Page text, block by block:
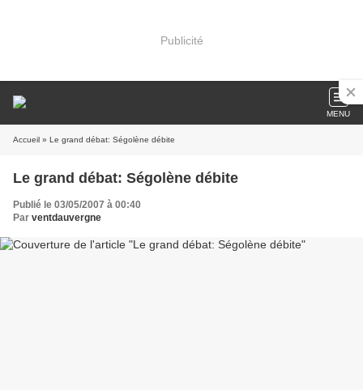
Publicité
MENU
Accueil » Le grand débat: Ségolène débite
Le grand débat: Ségolène débite
Publié le 03/05/2007 à 00:40
Par ventdauvergne